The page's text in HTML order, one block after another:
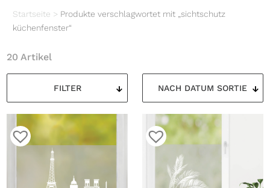
Startseite > Produkte verschlagwortet mit „sichtschutz
küchenfenster“
FILTER
20 Artikel